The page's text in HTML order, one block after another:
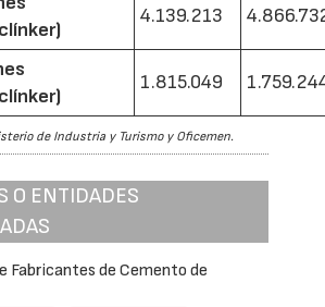
4.139.213
1.815.049
de Industria y Turismo y Oficemen.
O ENTIDADES
Fabricantes de Cemento de